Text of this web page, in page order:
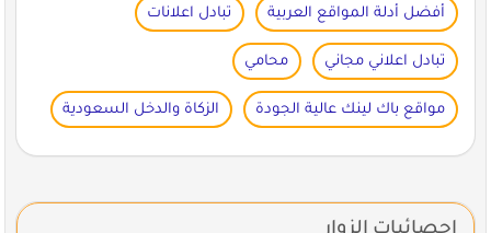
أفضل أدلة المواقع العربية تبادل اعلانات
تبادل اعلاني مجاني محامي
مواقع باك لينك عالية الجودة الزكاة والدخل السعودية